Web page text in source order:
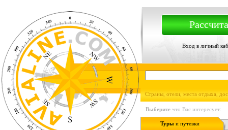
Вход в личный
Страны, отели, места отдыха,
Выберите что Вас интересует:
Туры и путевки